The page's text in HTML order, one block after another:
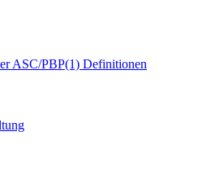
ASC/PBP(1) Definitionen